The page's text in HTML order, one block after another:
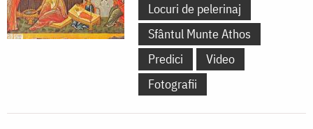
Locuri de pelerinaj
Sfântul Munte Athos
Predici
Video
Fotografii